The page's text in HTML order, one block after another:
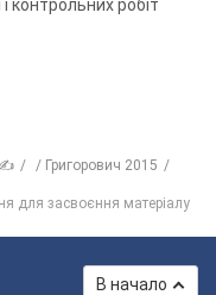
контрольних робіт
✍
Григорович 2015
для засвоєння матеріалу
В начало